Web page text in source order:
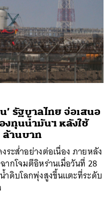
รัฐบาลไทย จ่อเสนอ
งทุนน้ำมันฯ หลังใช้
ล้านบาท
ระส่ำอย่างต่อเนื่อง ภายหลัง
ากโจมตีอิหร่านเมื่อวันที่ 28
ดิบโลกพุ่งสูงขึ้นแตะที่ระดับ